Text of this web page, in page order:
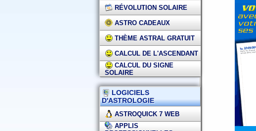
RÉVOLUTION SOLAIRE
ASTRO CADEAUX
THÈME ASTRAL GRATUIT
CALCUL DE L'ASCENDANT
CALCUL DU SIGNE
SOLAIRE
LOGICIELS
D'ASTROLOGIE
ASTROQUICK 7 WEB
APPLIS